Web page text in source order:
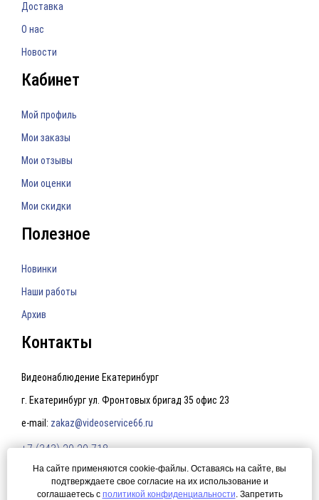
Доставка
О нас
Новости
Кабинет
Мой профиль
Мои заказы
Мои отзывы
Мои оценки
Мои скидки
Полезное
Новинки
Наши работы
Архив
Контакты
Видеонаблюдение Екатеринбург
г. Екатеринбург ул. Фронтовых бригад 35 офис 23
e-mail: zakaz@videoservice66.ru
+7 (343) 20-20-718
На сайте применяются cookie-файлы. Оставаясь на сайте, вы
подтверждаете свое согласие на их использование и
соглашаетесь с политикой конфиденциальности. Запретить
Политика конфиденциальности